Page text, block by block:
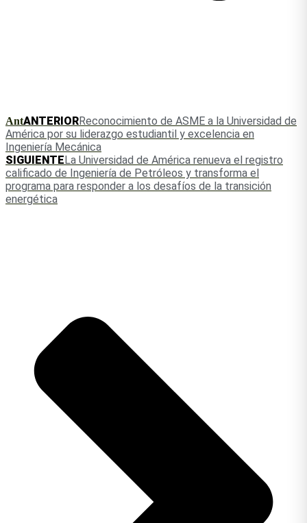
AntANTERIORReconocimiento de ASME a la Universidad de
América por su liderazgo estudiantil y excelencia en
Ingeniería Mecánica
SIGUIENTELa Universidad de América renueva el registro
calificado de Ingeniería de Petróleos y transforma el
programa para responder a los desafíos de la transición
energética